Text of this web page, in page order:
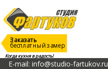
Когда кухня в радость!
Заказать
бесплатный замер
E-mail: info@studio-fartukov.ru